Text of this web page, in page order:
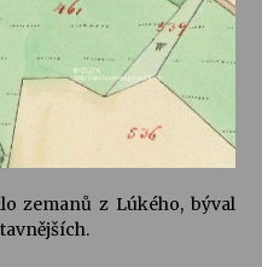
zemanů z Lúkého, býval